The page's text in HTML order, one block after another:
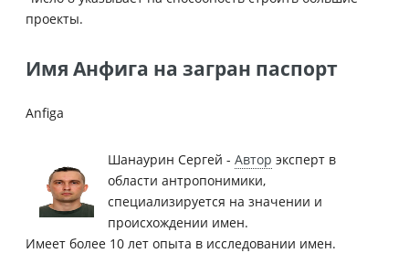
проекты.
Имя Анфига на загран паспорт
Anfiga
Шанаурин Сергей - Автор эксперт в
области антропонимики,
специализируется на значении и
происхождении имен.
Имеет более 10 лет опыта в исследовании имен.